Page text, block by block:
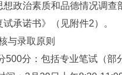
治素质和品德情况调查
诺书》（见附件2）。
录取原则
分：包括专业笔试（部分